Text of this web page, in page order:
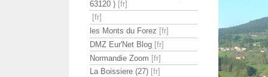
63120 )
les Monts du Forez
DMZ Eur'Net Blog
Normandie Zoom
La Boissiere (27)